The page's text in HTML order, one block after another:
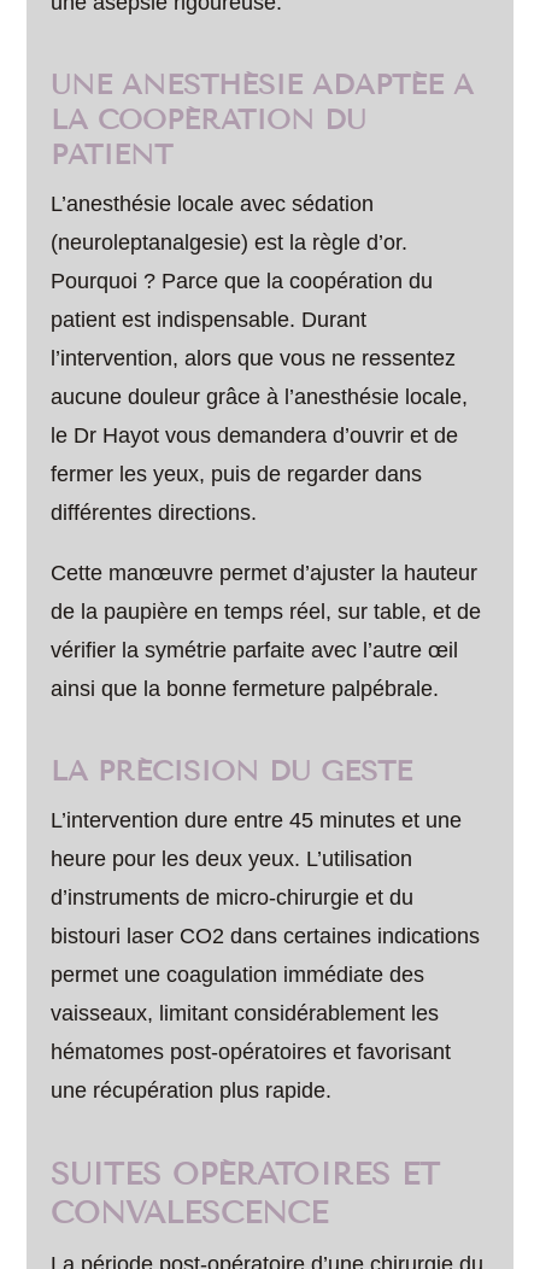
UNE ANESTHÉSIE ADAPTÉE À
LA COOPÉRATION DU
PATIENT
L’anesthésie locale avec sédation
(neuroleptanalgesie) est la règle d’or.
Pourquoi ? Parce que la coopération du
patient est indispensable. Durant
l’intervention, alors que vous ne ressentez
aucune douleur grâce à l’anesthésie locale,
le Dr Hayot vous demandera d’ouvrir et de
fermer les yeux, puis de regarder dans
différentes directions.
Cette manœuvre permet d’ajuster la hauteur
de la paupière en temps réel, sur table, et de
vérifier la symétrie parfaite avec l’autre œil
ainsi que la bonne fermeture palpébrale.
LA PRÉCISION DU GESTE
L’intervention dure entre 45 minutes et une
heure pour les deux yeux. L’utilisation
d’instruments de micro-chirurgie et du
bistouri laser CO2 dans certaines indications
permet une coagulation immédiate des
vaisseaux, limitant considérablement les
hématomes post-opératoires et favorisant
une récupération plus rapide.
SUITES OPÉRATOIRES ET
CONVALESCENCE